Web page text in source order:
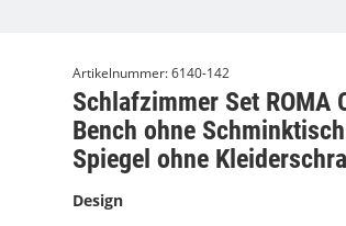
Artikelnummer:6140-142
Schlafzimmer Set ROMA
Bench ohne
Spiegel ohne
Design